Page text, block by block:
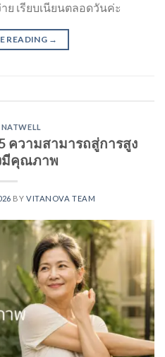
ย เรียบเนียนตลอดวันค่ะ
READING →
NATWELL
ความสามารถสู่การสูง
มีคุณภาพ
BYVITANOVA TEAM